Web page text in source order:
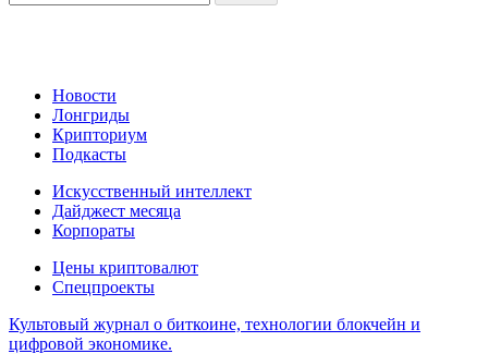
Новости
Лонгриды
Крипториум
Подкасты
Искусственный интеллект
Дайджест месяца
Корпораты
Цены криптовалют
Спецпроекты
Культовый журнал о биткоине, технологии блокчейн и
цифровой экономике.